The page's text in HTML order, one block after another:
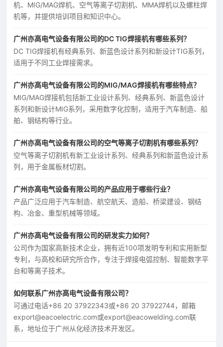
机、MIG/MAG焊机、空气等离子切割机、MMA焊机以及螺柱焊
机等，并提供培训项目和知识中心。
广州亦高电气设备有限公司的DC TIG焊接机有哪些系列？
DC TIG焊接机有经典系列、新蓝色设计系列和新设计TIG系列，
适用于不同工业焊接需求。
广州亦高电气设备有限公司的MIG/MAG焊接机有哪些特点？
MIG/MAG焊接机包括新工业设计系列、经典系列、新蓝色设计
系列和新设计MIG系列，采用数字化控制，适用于汽车制造、船
舶、钢结构等行业。
广州亦高电气设备有限公司的空气等离子切割机有哪些系列？
空气等离子切割机有新工业设计系列、经典系列和新蓝色设计系
列，用于金属板材切割。
广州亦高电气设备有限公司的产品应用于哪些行业？
产品广泛应用于汽车制造、航空航天、造船、桥梁建设、钢结
构、冶金、重型机械等领域。
广州亦高电气设备有限公司的研发实力如何？
公司作为国家高新技术企业，拥有近100项发明专利和实用新型
专利，与高校和研究所合作，专注于焊接电弧控制、智能数字平
台和等离子技术。
如何联系广州亦高电气设备有限公司？
可通过电话+86 20 37922343或+86 20 37922744，邮箱
export@eacoelectric.com或export@eacowelding.com联
系，地址位于广州从化经济技术开发区。